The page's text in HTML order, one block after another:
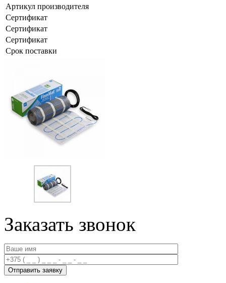
Артикул производителя
Сертификат
Сертификат
Сертификат
Срок поставки
Заказать звонок